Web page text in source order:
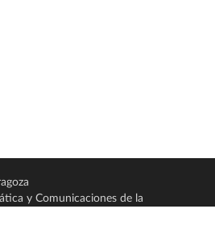
y Comunicaciones de la